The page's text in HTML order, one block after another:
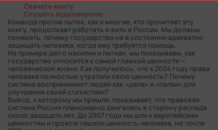
Скачать книгу
Слушать аудиоверсию
Команда против пыток, как и многие, кто прочитает эту
книгу, продолжает работать и жить в России. Мы должны
понимать, почему государство не в состоянии адекватно
защищать человека, когда ему требуется помощь.
На примере дел о насилии и пытках, мы показываем, как
государство относится к самой главной ценности —
человеческой жизни. Как получилось, что к 2024 году права
человека полностью утратили свою ценность? Почему
система воспринимают людей как «дела» и «палки» для
улучшения своей статистики?
Вывод, к которому мы пришли, показывает, что правовая
система России планомерно двигалась в сторону распада
около двадцати лет. До 2007 года мы шли к европейским
ценностям и провозглашали ценность человека, но после